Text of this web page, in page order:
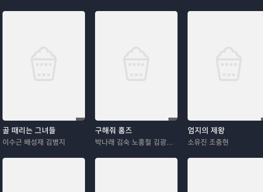
골 때리는 그녀들
이수근 배성재 김병지
구해줘 홈즈
박나래 김숙 노홍철 김광규 장동민
엄지의 제왕
소유진 조충현